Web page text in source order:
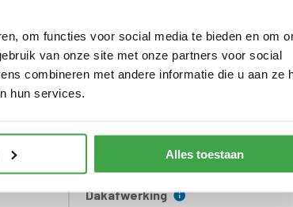
om functies voor social media te bieden en om
van onze site met onze partners voor social
combineren met andere informatie die u aan ze
hun services.
Alles toestaan
Extra dichte zijwand (alleen
Hardhouten funderingsprofielen
Dakafwerking